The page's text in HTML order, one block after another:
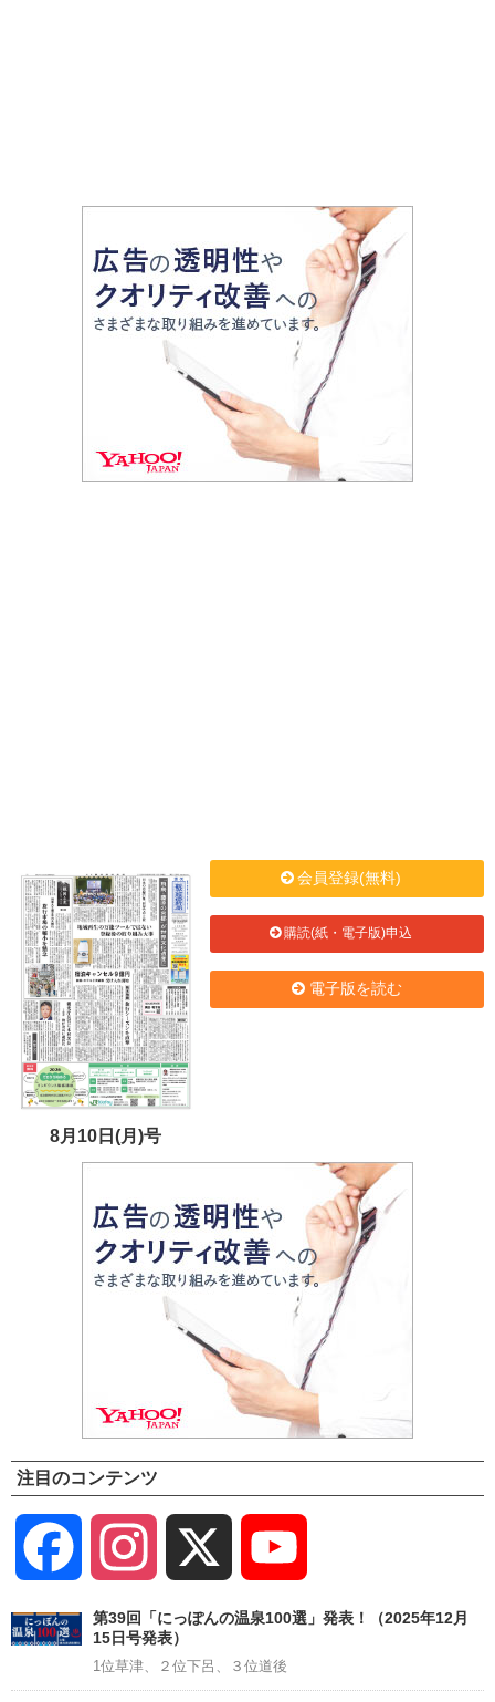
8月10日(月)号
会員登録(無料)
購読(紙・電子版)申込
電子版を読む
注目のコンテンツ
Facebook Instagram
Channel
第39回「にっぽんの温泉100選」発表！（2025年12月
15日号発表）
1位草津、２位下呂、３位道後